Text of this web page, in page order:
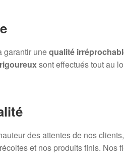
garantir unequalité
sont effectués tout au
des attentes de nos
et nos produits finis. Nos